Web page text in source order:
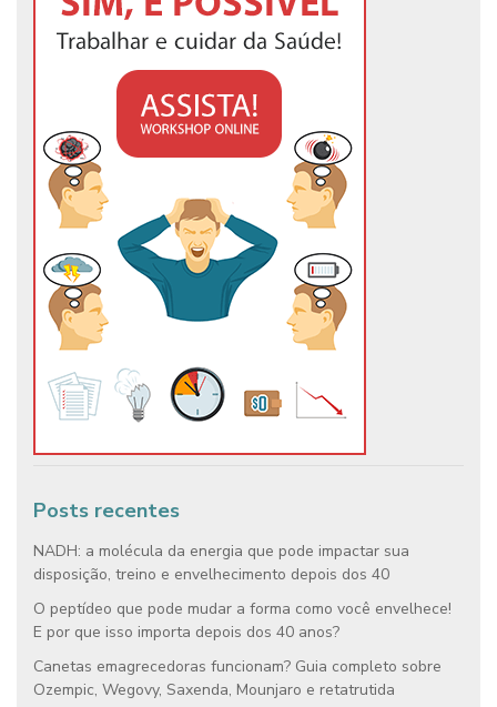
Posts recentes
NADH: a molécula da energia que pode impactar sua
disposição, treino e envelhecimento depois dos 40
O peptídeo que pode mudar a forma como você envelhece!
E por que isso importa depois dos 40 anos?
Canetas emagrecedoras funcionam? Guia completo sobre
Ozempic, Wegovy, Saxenda, Mounjaro e retatrutida